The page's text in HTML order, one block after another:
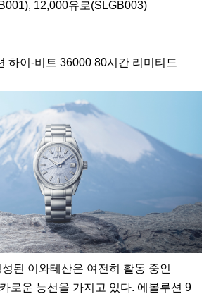
12,000유로(SLGB003)
하이-비트 36000 80시간 리미티드
된 이와테산은 여전히 활동 중인
로운 능선을 가지고 있다. 에볼루션 9